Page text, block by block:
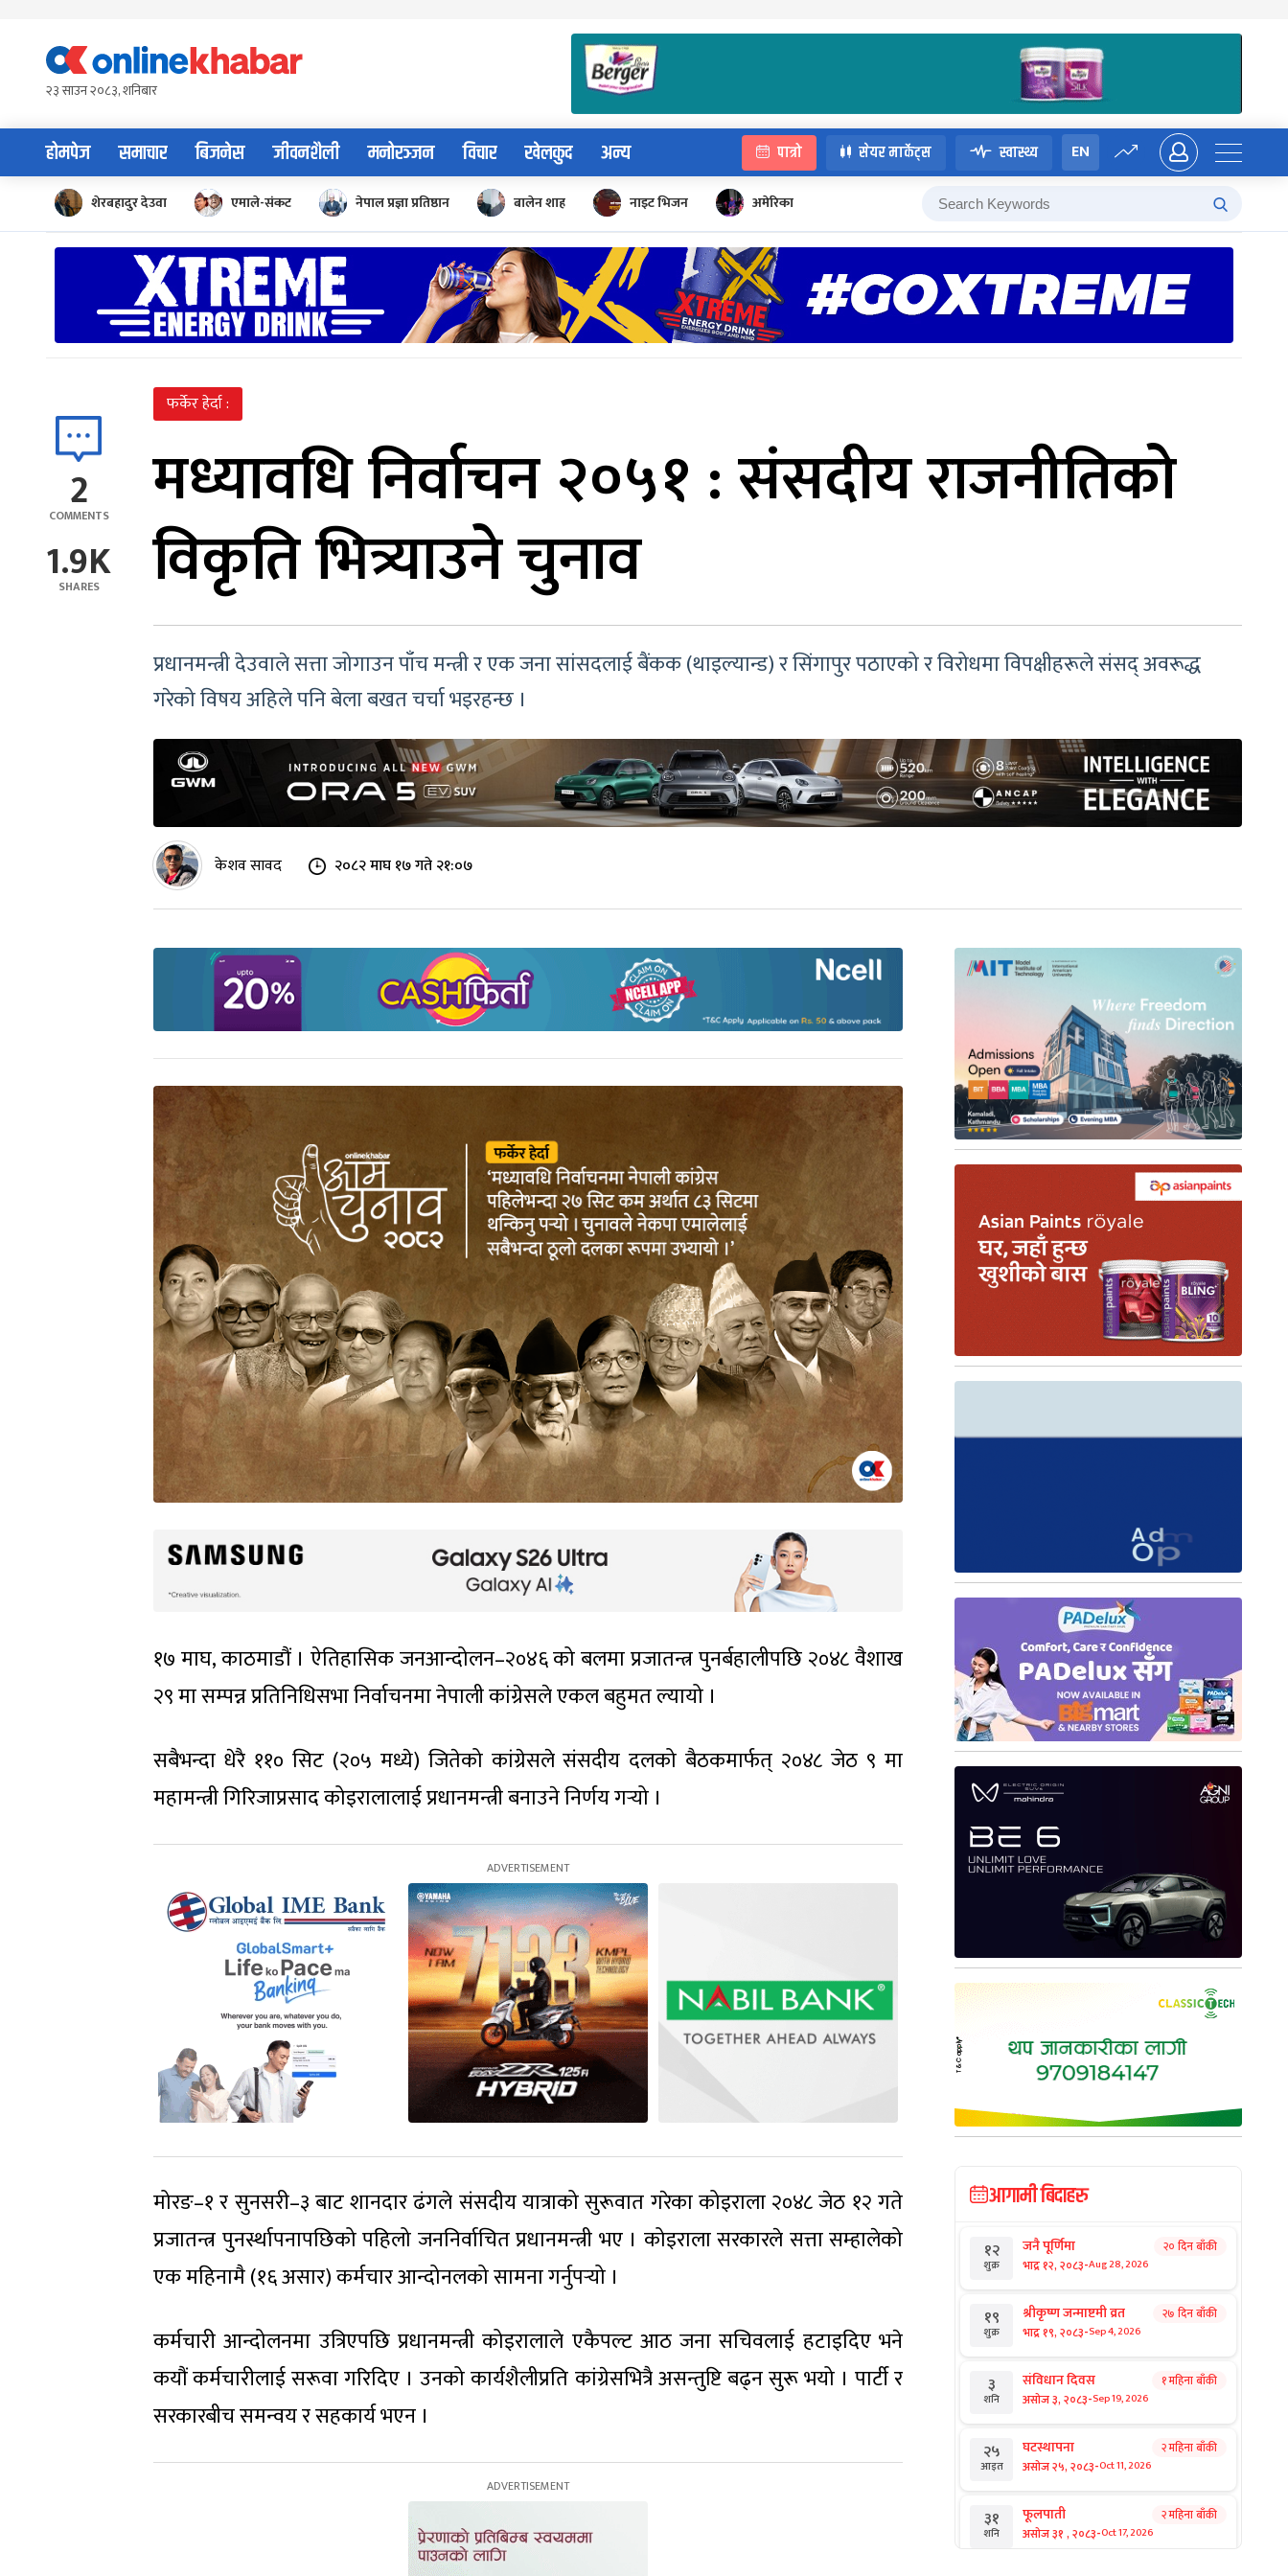
content२३ साउन २०८३, शनिबार
होमपेज समाचार बिजनेस जीवनशैली मनोरञ्जन विचार खेलकुद अन्य पात्रो सेयर मार्केट्स स्वास्थ्य EN
शेरबहादुर देउवा एमाले-संकट नेपाल प्रज्ञा प्रतिष्ठान बालेन शाह नाइट भिजन अमेरिका
2
COMMENTS
1.9K
SHARES
फर्केर हेर्दा :
मध्यावधि निर्वाचन २०५१ : संसदीय राजनीतिको
विकृति भित्र्याउने चुनाव
प्रधानमन्त्री देउवाले सत्ता जोगाउन पाँच मन्त्री र एक जना सांसदलाई बैंकक (थाइल्यान्ड) र सिंगापुर पठाएको र विरोधमा विपक्षीहरूले संसद् अवरूद्ध
गरेको विषय अहिले पनि बेला बखत चर्चा भइरहन्छ ।
केशव सावद २०८२ माघ १७ गते २१:०७
१७ माघ, काठमाडौं । ऐतिहासिक जनआन्दोलन–२०४६ को बलमा प्रजातन्त्र पुनर्बहालीपछि २०४८ वैशाख
२९ मा सम्पन्न प्रतिनिधिसभा निर्वाचनमा नेपाली कांग्रेसले एकल बहुमत ल्यायो ।
सबैभन्दा धेरै ११० सिट (२०५ मध्ये) जितेको कांग्रेसले संसदीय दलको बैठकमार्फत् २०४८ जेठ ९ मा
महामन्त्री गिरिजाप्रसाद कोइरालालाई प्रधानमन्त्री बनाउने निर्णय गर्‍यो ।
मोरङ–१ र सुनसरी–३ बाट शानदार ढंगले संसदीय यात्राको सुरूवात गरेका कोइराला २०४८ जेठ १२ गते
प्रजातन्त्र पुनर्स्थापनापछिको पहिलो जननिर्वाचित प्रधानमन्त्री भए । कोइराला सरकारले सत्ता सम्हालेको
एक महिनामै (१६ असार) कर्मचार आन्दोनलको सामना गर्नुपर्‍यो ।
कर्मचारी आन्दोलनमा उत्रिएपछि प्रधानमन्त्री कोइरालाले एकैपल्ट आठ जना सचिवलाई हटाइदिए भने
कयौं कर्मचारीलाई सरूवा गरिदिए । उनको कार्यशैलीप्रति कांग्रेसभित्रै असन्तुष्टि बढ्न सुरू भयो । पार्टी र
सरकारबीच समन्वय र सहकार्य भएन ।
आगामी बिदाहरु
१२
शुक्र
जनै पूर्णिमा
भाद्र १२, २०८३-Aug 28, 2026
२० दिन बाँकी
१९
शुक्र
श्रीकृष्ण जन्माष्टमी व्रत
भाद्र १९, २०८३-Sep 4, 2026
२७ दिन बाँकी
३
शनि
संविधान दिवस
असोज ३, २०८३-Sep 19, 2026
१ महिना बाँकी
२५
आइत
घटस्थापना
असोज २५, २०८३-Oct 11, 2026
२ महिना बाँकी
३१
शनि
फूलपाती
असोज ३१ , २०८३-Oct 17, 2026
२ महिना बाँकी